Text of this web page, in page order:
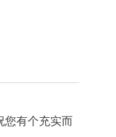
您有个充实而